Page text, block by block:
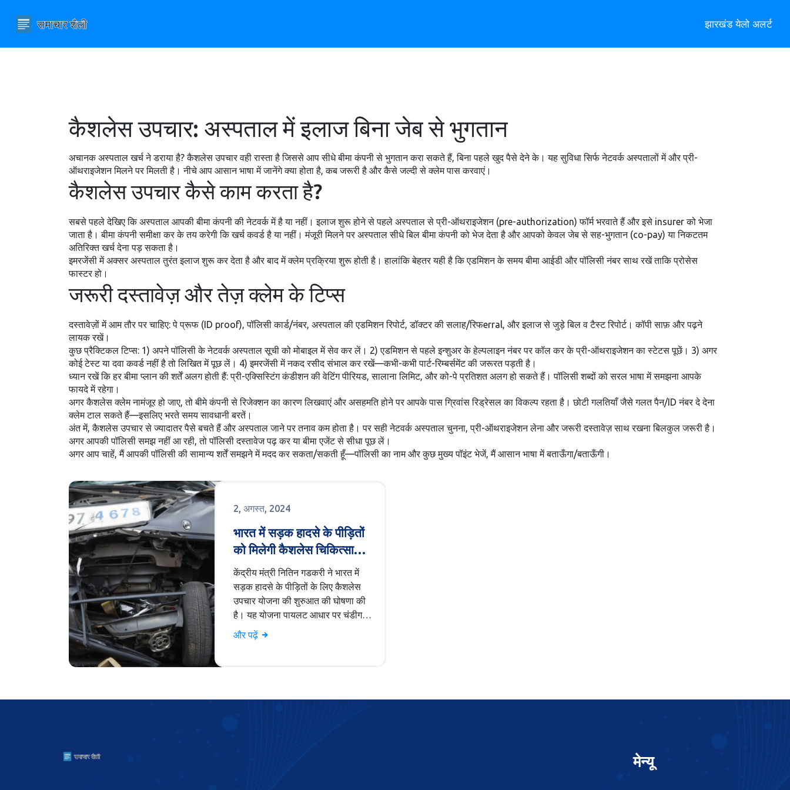
झारखंड येलो अलर्ट
कैशलेस उपचार: अस्पताल में इलाज बिना जेब से भुगतान
अचानक अस्पताल खर्च ने डराया है? कैशलेस उपचार वही रास्ता है जिससे आप सीधे बीमा कंपनी से भुगतान करा सकते हैं, बिना पहले खुद पैसे देने के। यह सुविधा सिर्फ नेटवर्क अस्पतालों में और प्री-
ऑथराइजेशन मिलने पर मिलती है। नीचे आप आसान भाषा में जानेंगे क्या होता है, कब जरूरी है और कैसे जल्दी से क्लेम पास करवाएं।
कैशलेस उपचार कैसे काम करता है?
सबसे पहले देखिए कि अस्पताल आपकी बीमा कंपनी की नेटवर्क में है या नहीं। इलाज शुरू होने से पहले अस्पताल से प्री-ऑथराइजेशन (pre-authorization) फॉर्म भरवाते हैं और इसे insurer को भेजा
जाता है। बीमा कंपनी समीक्षा कर के तय करेगी कि खर्च कवर्ड है या नहीं। मंजूरी मिलने पर अस्पताल सीधे बिल बीमा कंपनी को भेज देता है और आपको केवल जेब से सह-भुगतान (co-pay) या निकटतम
अतिरिक्त खर्च देना पड़ सकता है।
इमरजेंसी में अक्सर अस्पताल तुरंत इलाज शुरू कर देता है और बाद में क्लेम प्रक्रिया शुरू होती है। हालांकि बेहतर यही है कि एडमिशन के समय बीमा आईडी और पॉलिसी नंबर साथ रखें ताकि प्रोसेस
फास्टर हो।
जरूरी दस्तावेज़ और तेज़ क्लेम के टिप्स
दस्तावेज़ों में आम तौर पर चाहिए: पे प्रूफ (ID proof), पॉलिसी कार्ड/नंबर, अस्पताल की एडमिशन रिपोर्ट, डॉक्टर की सलाह/रिफerral, और इलाज से जुड़े बिल व टैस्ट रिपोर्ट। कॉपी साफ़ और पढ़ने
लायक रखें।
कुछ प्रैक्टिकल टिप्स: 1) अपने पॉलिसी के नेटवर्क अस्पताल सूची को मोबाइल में सेव कर लें। 2) एडमिशन से पहले इन्शुअर के हेल्पलाइन नंबर पर कॉल कर के प्री-ऑथराइजेशन का स्टेटस पूछें। 3) अगर
कोई टेस्ट या दवा कवर्ड नहीं है तो लिखित में पूछ लें। 4) इमरजेंसी में नकद रसीद संभाल कर रखें—कभी-कभी पार्ट-रिम्बर्समेंट की जरूरत पड़ती है।
ध्यान रखें कि हर बीमा प्लान की शर्तें अलग होती हैं: प्री-एक्सिस्टिंग कंडीशन की वेटिंग पीरियड, सालाना लिमिट, और को-पे प्रतिशत अलग हो सकते हैं। पॉलिसी शब्दों को सरल भाषा में समझना आपके
फायदे में रहेगा।
अगर कैशलेस क्लेम नामंजूर हो जाए, तो बीमे कंपनी से रिजेक्शन का कारण लिखवाएं और असहमति होने पर आपके पास ग्रिवांस रिड्रेसल का विकल्प रहता है। छोटी गलतियाँ जैसे गलत पैन/ID नंबर दे देना
क्लेम टाल सकते हैं—इसलिए भरते समय सावधानी बरतें।
अंत में, कैशलेस उपचार से ज्यादातर पैसे बचते हैं और अस्पताल जाने पर तनाव कम होता है। पर सही नेटवर्क अस्पताल चुनना, प्री-ऑथराइजेशन लेना और जरूरी दस्तावेज़ साथ रखना बिलकुल जरूरी है।
अगर आपकी पॉलिसी समझ नहीं आ रही, तो पॉलिसी दस्तावेज पढ़ कर या बीमा एजेंट से सीधा पूछ लें।
अगर आप चाहें, मैं आपकी पॉलिसी की सामान्य शर्तें समझने में मदद कर सकता/सकती हूँ—पॉलिसी का नाम और कुछ मुख्य पॉइंट भेजें, मैं आसान भाषा में बताऊँगा/बताऊँगी।
2, अगस्त, 2024
भारत में सड़क हादसे के पीड़ितों
को मिलेगी कैशलेस चिकित्सा
सुविधा: नितिन गडकरी
केंद्रीय मंत्री नितिन गडकरी ने भारत में
सड़क हादसे के पीड़ितों के लिए कैशलेस
उपचार योजना की शुरुआत की घोषणा की
है। यह योजना पायलट आधार पर चंडीगढ़
और असम में लागू की जा रही है, जिसका
उद्देश्य सड़क हादसों में घायल लोगों को
और पढ़ें
मेन्यू